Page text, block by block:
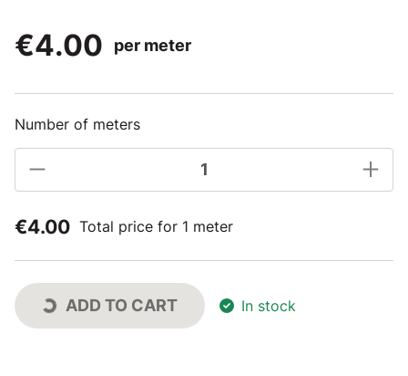
€4.00
per meter
Number of meters
€4.00 Total price for 1 meter
ADD TO CART In stock